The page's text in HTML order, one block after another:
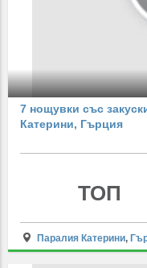
7 нощувки със
Катерини, Гърция
ТОП
Паралия Катерини,